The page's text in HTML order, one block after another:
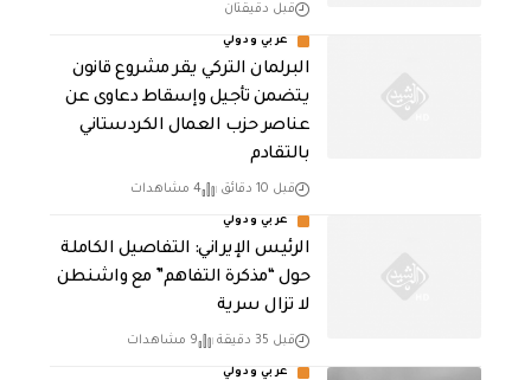
قبل دقيقتان
عربي ودولي
البرلمان التركي يقر مشروع قانون
يتضمن تأجيل وإسقاط دعاوى عن
عناصر حزب العمال الكردستاني
بالتقادم
قبل 10 دقائق 4 مشاهدات
عربي ودولي
الرئيس الإيراني: التفاصيل الكاملة
حول “مذكرة التفاهم” مع واشنطن
لا تزال سرية
قبل 35 دقيقة 9 مشاهدات
عربي ودولي